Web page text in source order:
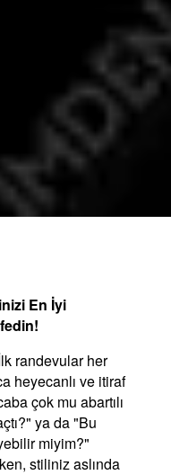
En İyi
randevular her
heyecanlı ve itiraf
çok mu abartılı
ya da "Bu
miyim?"
stiliniz aslında